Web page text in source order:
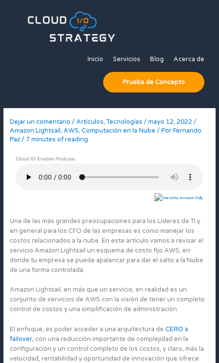
contenido
Inicio Servicios Blog Acerca de
Prueba de Concepto
Dejar un comentario / Artículos,Tecnologías / mayo 12, 2022 /
Amazon Lightsail, AWS, Computación en la Nube / PorFernando
Paz/ 7 minutes of reading
Cloud IO Enabler Podcast
Una de las más grandes preocupaciones para los Líderes de TI y
en general para los CFO de las empresas es como manejar los
costos relacionados a la nube. En este artículo vamos a revisar el
servicio Amazon Lightsail un esquema de costo fijo AWS, en
donde tu empresa se puede apalancar para dar el salto a la Nube
de una forma controlada.
Amazon Lightsail, en más que un servicio, en realidad es un
conjunto de servicios de AWS con la visión de tener un completo
control de costos y una simplificación de administración.
El enfoque, es poder acceder a una arquitectura de CERO a
failover, con una reducción importante de complejidad en la
configuración y un control completo de los costos, y claro, más la
velocidad, rentabilidad y oportunidad de innovación que ofrece